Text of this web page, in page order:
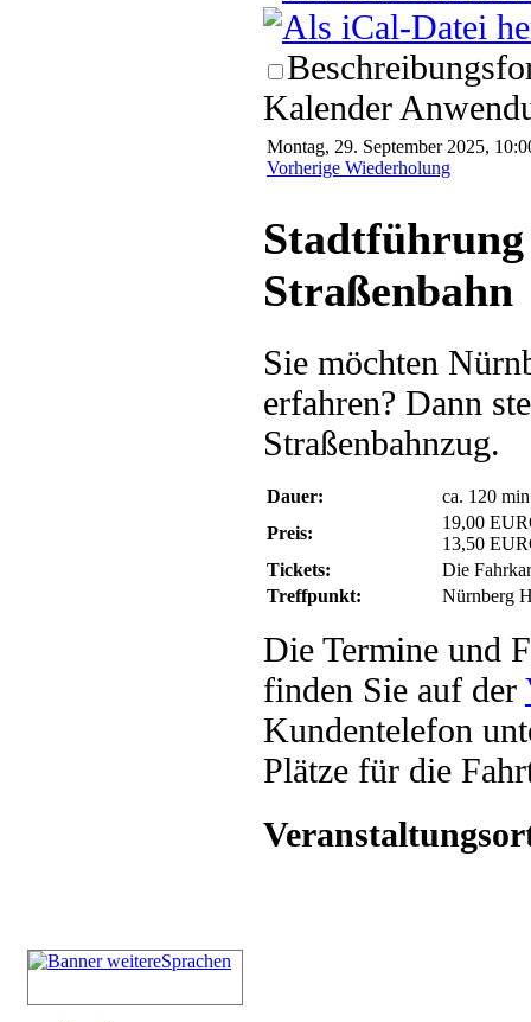
Kalender
Montag, 29. September 2025,
Vorherige Wiederholung
Straßenbahn
Sie möchten
erfahren? Dann
Straßenbahnzug.
Dauer:
ca. 120 min
Preis:
19,00
13,50
Tickets:
Die
Treffpunkt:
Nürnberg
Die Termine und
finden Sie auf der
Kundentelefon
Plätze für die